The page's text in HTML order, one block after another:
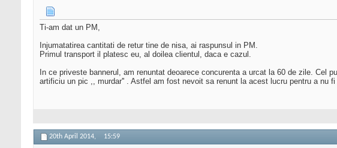
Ti-am dat un PM,
Injumatatirea cantitati de retur tine de nisa, ai raspunsul in PM.
Primul transport il platesc eu, al doilea clientul, daca e cazul.
In ce priveste bannerul, am renuntat deoarece concurenta a urcat la 60 de zile. Cel
artificiu un pic ,, murdar'' . Astfel am fost nevoit sa renunt la acest lucru pentru a nu
20th April 2014, 15:59